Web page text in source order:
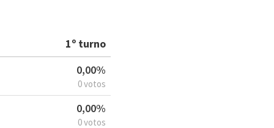
1º turno
0,00%
0 votos
0,00%
0 votos